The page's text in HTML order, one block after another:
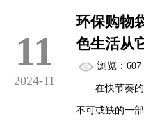
翘首以盼的狂
盛宴。在这个
都洋溢着对胜
特别的时刻，
物袋，将成为
11
2024-11
环保购物
色生活从
浏览：607
在快节奏的
不可或缺的一